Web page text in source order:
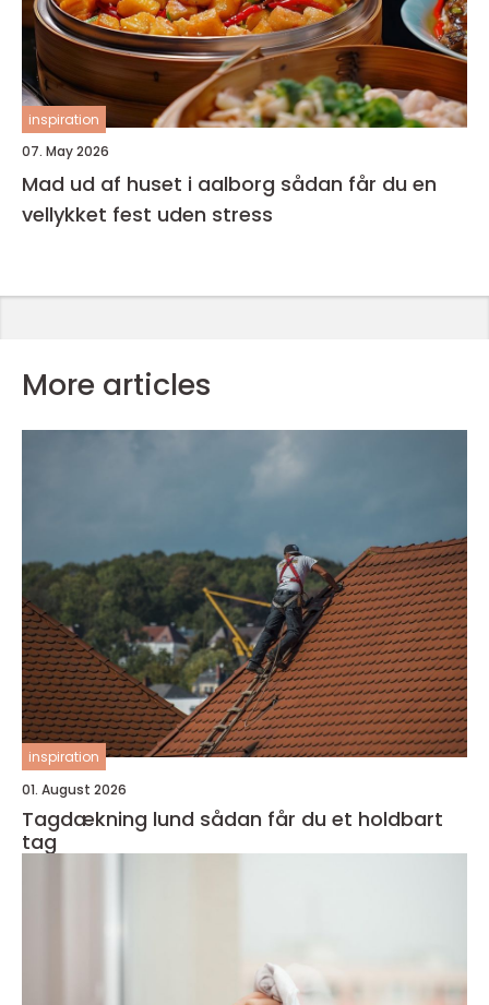
inspiration
07. May 2026
Mad ud af huset i aalborg sådan får du en
vellykket fest uden stress
More articles
inspiration
01. August 2026
Tagdækning lund sådan får du et holdbart
tag